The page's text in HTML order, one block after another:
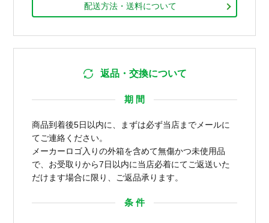
配送方法・送料について
返品・交換について
期 間
商品到着後5日以内に、まずは必ず当店までメールに
てご連絡ください。
メーカーロゴ入りの外箱を含めて無傷かつ未使用品
で、お受取りから7日以内に当店必着にてご返送いた
だけます場合に限り、ご返品承ります。
条 件